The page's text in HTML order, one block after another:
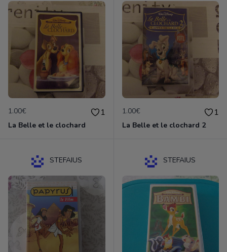
1.00€ 1
La Belle et le clochard
1.00€ 1
La Belle et le clochard 2
STEFAIUS STEFAIUS